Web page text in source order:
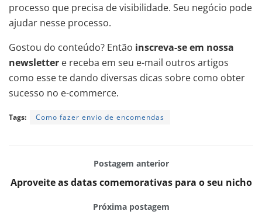
processo que precisa de visibilidade. Seu negócio pode
ajudar nesse processo.
Gostou do conteúdo? Então inscreva-se em nossa
newsletter e receba em seu e-mail outros artigos
como esse te dando diversas dicas sobre como obter
sucesso no e-commerce.
Tags: Como fazer envio de encomendas
Postagem anterior
Aproveite as datas comemorativas para o seu nicho
Próxima postagem